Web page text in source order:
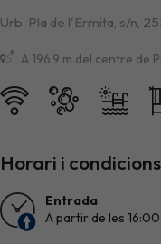
Urb. Pla de l'Ermita, s/n,
A 196.9 m del centre de
Horari i